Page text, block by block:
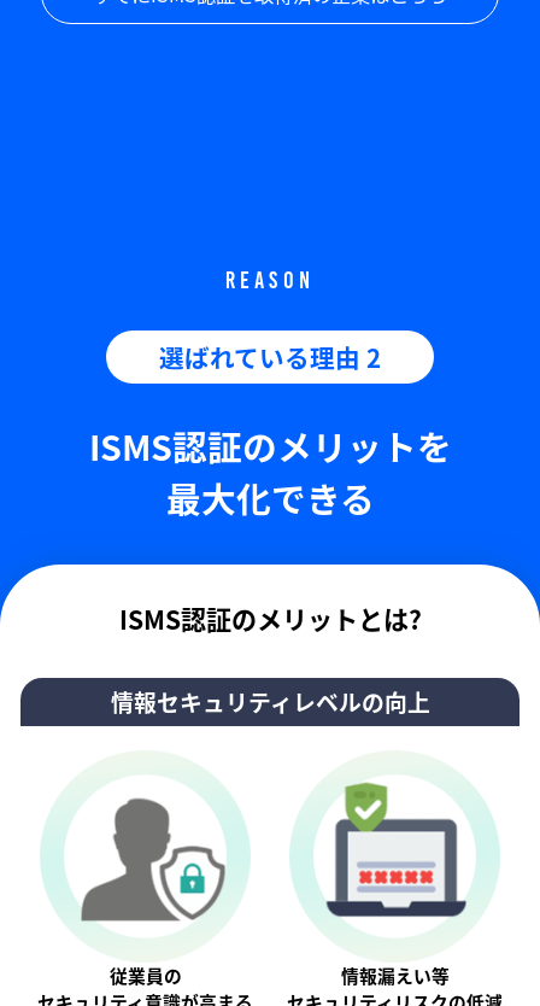
REASON
選ばれている理由 2
ISMS認証のメリットを
最大化できる
ISMS認証のメリットとは?
情報セキュリティレベルの向上
従業員の
情報漏えい等